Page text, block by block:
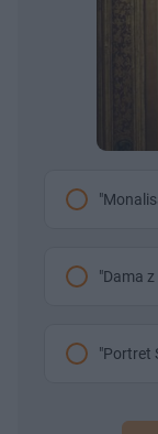
"Dama
"Portret